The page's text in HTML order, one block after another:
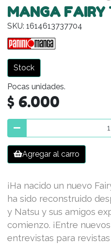
MANGA FAIRY
SKU: 1614613737704
Stock
Pocas unidades.
$ 6.000
Agregar al carro
¡Ha nacido un nuevo
ha sido reconstruido
y Natsu y sus amigos
comienzo. ¡Entre
entrevistas para